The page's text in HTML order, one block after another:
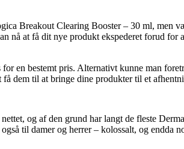
Breakout Clearing Booster – 30 ml, men
nå at få dit nye produkt ekspederet forud for
en bestemt pris. Alternativt kunne man
dem til at bringe dine produkter til et
og af den grund har langt de fleste
til damer og herrer – kolossalt, og endda